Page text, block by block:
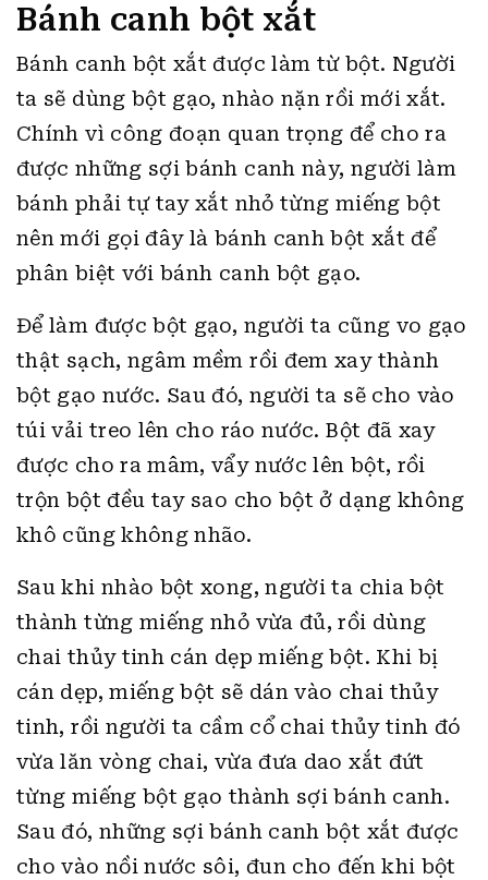
Bánh canh bột xắt
Bánh canh bột xắt được làm từ bột. Người
ta sẽ dùng bột gạo, nhào nặn rồi mới xắt.
Chính vì công đoạn quan trọng để cho ra
được những sợi bánh canh này, người làm
bánh phải tự tay xắt nhỏ từng miếng bột
nên mới gọi đây là bánh canh bột xắt để
phân biệt với bánh canh bột gạo.
Để làm được bột gạo, người ta cũng vo gạo
thật sạch, ngâm mềm rồi đem xay thành
bột gạo nước. Sau đó, người ta sẽ cho vào
túi vải treo lên cho ráo nước. Bột đã xay
được cho ra mâm, vẩy nước lên bột, rồi
trộn bột đều tay sao cho bột ở dạng không
khô cũng không nhão.
Sau khi nhào bột xong, người ta chia bột
thành từng miếng nhỏ vừa đủ, rồi dùng
chai thủy tinh cán dẹp miếng bột. Khi bị
cán dẹp, miếng bột sẽ dán vào chai thủy
tinh, rồi người ta cầm cổ chai thủy tinh đó
vừa lăn vòng chai, vừa đưa dao xắt đứt
từng miếng bột gạo thành sợi bánh canh.
Sau đó, những sợi bánh canh bột xắt được
cho vào nồi nước sôi, đun cho đến khi bột